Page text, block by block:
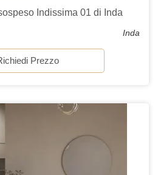
Indissima 01 di Inda
Inda
Prezzo